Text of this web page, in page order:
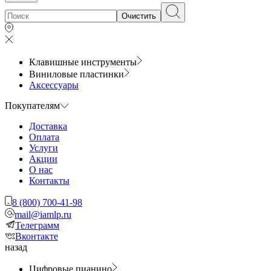
Очистить
Клавишные инструменты
Виниловые пластинки
Аксессуары
Покупателям
Доставка
Оплата
Услуги
Акции
О нас
Контакты
8 (800) 700-41-98
mail@iamlp.ru
Телеграмм
Вконтакте
назад
Цифровые пианино